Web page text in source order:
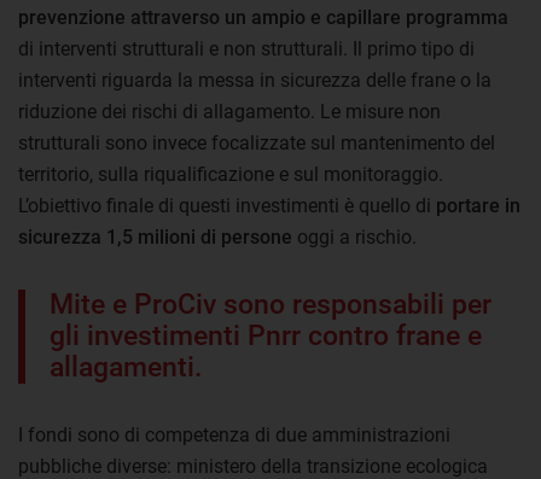
prevenzione attraverso un ampio e capillare programma
di interventi strutturali e non strutturali. Il primo tipo di
interventi riguarda la messa in sicurezza delle frane o la
riduzione dei rischi di allagamento. Le misure non
strutturali sono invece focalizzate sul mantenimento del
territorio, sulla riqualificazione e sul monitoraggio.
L’obiettivo finale di questi investimenti è quello di portare in
sicurezza 1,5 milioni di persone oggi a rischio.
Mite e ProCiv sono responsabili per
gli investimenti Pnrr contro frane e
allagamenti.
I fondi sono di competenza di due amministrazioni
pubbliche diverse: ministero della transizione ecologica